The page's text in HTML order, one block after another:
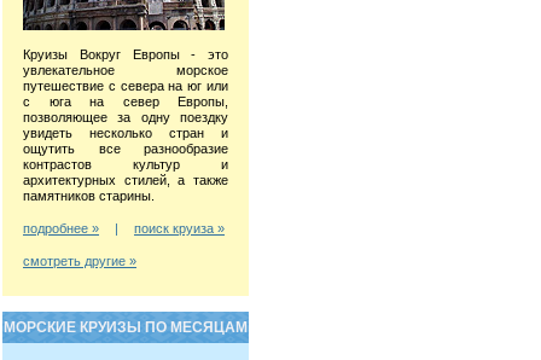
Круизы Вокруг Европы - это
увлекательное морское
путешествие с севера на юг или
с юга на север Европы,
позволяющее за одну поездку
увидеть несколько стран и
ощутить все разнообразие
контрастов культур и
архитектурных стилей, а также
памятников старины.
подробнее » | поиск круиза »
смотреть другие »
МОРСКИЕ КРУИЗЫ ПО МЕСЯЦАМ